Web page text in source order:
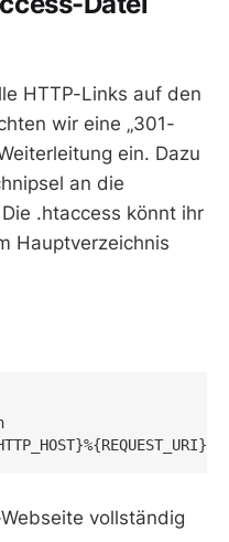
HTTP-Links auf den
wir eine „301-
ein. Dazu
an die
.htaccess könnt ihr
Hauptverzeichnis
vollständig